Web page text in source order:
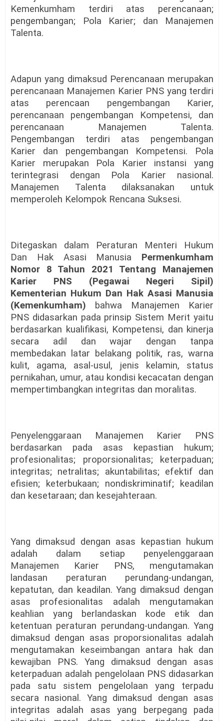
Kemenkumham terdiri atas perencanaan;
pengembangan; Pola Karier; dan Manajemen
Talenta.
Adapun yang dimaksud Perencanaan merupakan
perencanaan Manajemen Karier PNS yang terdiri
atas perencaan pengembangan Karier,
perencanaan pengembangan Kompetensi, dan
perencanaan Manajemen Talenta.
Pengembangan terdiri atas pengembangan
Karier dan pengembangan Kompetensi. Pola
Karier merupakan Pola Karier instansi yang
terintegrasi dengan Pola Karier nasional.
Manajemen Talenta dilaksanakan untuk
memperoleh Kelompok Rencana Suksesi.
Ditegaskan dalam Peraturan Menteri Hukum
Dan Hak Asasi Manusia Permenkumham
Nomor 8 Tahun 2021 Tentang Manajemen
Karier PNS (Pegawai Negeri Sipil)
Kementerian Hukum Dan Hak Asasi Manusia
(Kemenkumham) bahwa Manajemen Karier
PNS didasarkan pada prinsip Sistem Merit yaitu
berdasarkan kualifikasi, Kompetensi, dan kinerja
secara adil dan wajar dengan tanpa
membedakan latar belakang politik, ras, warna
kulit, agama, asal-usul, jenis kelamin, status
pernikahan, umur, atau kondisi kecacatan dengan
mempertimbangkan integritas dan moralitas.
Penyelenggaraan Manajemen Karier PNS
berdasarkan pada asas kepastian hukum;
profesionalitas; proporsionalitas; keterpaduan;
integritas; netralitas; akuntabilitas; efektif dan
efisien; keterbukaan; nondiskriminatif; keadilan
dan kesetaraan; dan kesejahteraan.
Yang dimaksud dengan asas kepastian hukum
adalah dalam setiap penyelenggaraan
Manajemen Karier PNS, mengutamakan
landasan peraturan perundang-undangan,
kepatutan, dan keadilan. Yang dimaksud dengan
asas profesionalitas adalah mengutamakan
keahlian yang berlandaskan kode etik dan
ketentuan peraturan perundang-undangan. Yang
dimaksud dengan asas proporsionalitas adalah
mengutamakan keseimbangan antara hak dan
kewajiban PNS. Yang dimaksud dengan asas
keterpaduan adalah pengelolaan PNS didasarkan
pada satu sistem pengelolaan yang terpadu
secara nasional. Yang dimaksud dengan asas
integritas adalah asas yang berpegang pada